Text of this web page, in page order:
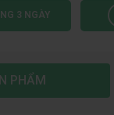
3 NGÀY
PHẨM